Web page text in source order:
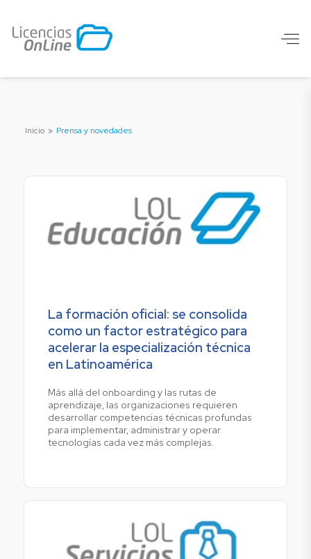
Inicio » Prensa y novedades
La formación oficial: se consolida
como un factor estratégico para
acelerar la especialización técnica
en Latinoamérica
Más allá del onboarding y las rutas de
aprendizaje, las organizaciones requieren
desarrollar competencias técnicas profundas
para implementar, administrar y operar
tecnologías cada vez más complejas.